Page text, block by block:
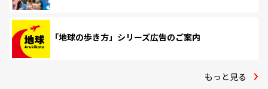
「地球の歩き方」シリーズ広告のご案内
もっと見る